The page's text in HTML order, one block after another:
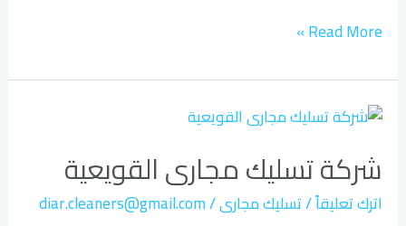
Read More »
شركة تسليك مجارى القويعية
اترك تعليقاً/تسليك مجارى/
diar.cleaners@gmail.com
شركة
مجارى
القويعية